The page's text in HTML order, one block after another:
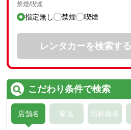
禁煙/喫煙
指定無し 禁煙 喫煙
レンタカーを検索する
こだわり条件で検索
店舗名 駅名 新幹線名